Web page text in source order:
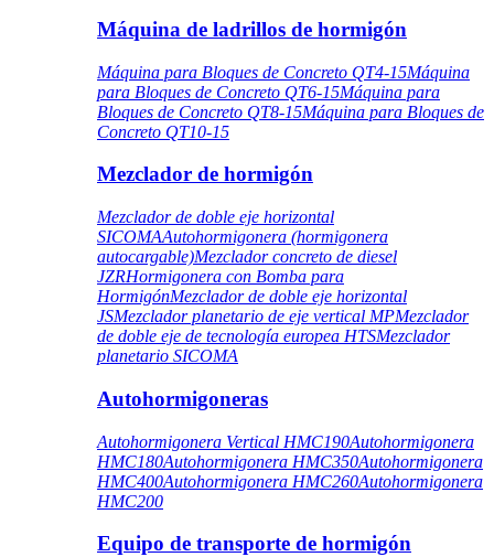
Máquina de ladrillos de hormigón
Máquina para Bloques de Concreto QT4-15Máquina
para Bloques de Concreto QT6-15Máquina para
Bloques de Concreto QT8-15Máquina para Bloques de
Concreto QT10-15
Mezclador de hormigón
Mezclador de doble eje horizontal
SICOMAAutohormigonera (hormigonera
autocargable)Mezclador concreto de diesel
JZRHormigonera con Bomba para
HormigónMezclador de doble eje horizontal
JSMezclador planetario de eje vertical MPMezclador
de doble eje de tecnología europea HTSMezclador
planetario SICOMA
Autohormigoneras
Autohormigonera Vertical HMC190Autohormigonera
HMC180Autohormigonera HMC350Autohormigonera
HMC400Autohormigonera HMC260Autohormigonera
HMC200
Equipo de transporte de hormigón